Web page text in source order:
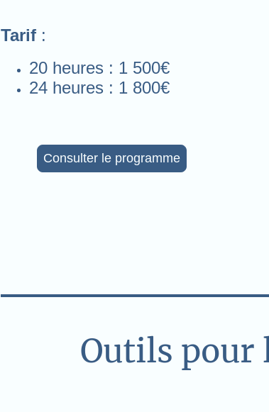
Tarif :
20 heures : 1 500€
24 heures : 1 800€
Consulter le programme
Outils pour